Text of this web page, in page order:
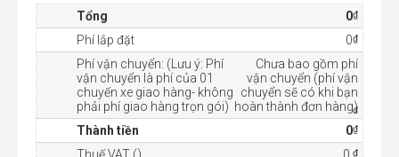
Tổng 0₫
Phí lắp đặt 0₫
Phí vận chuyển: (Lưu ý: Phí
vận chuyển là phí của 01
chuyến xe giao hàng- không
phải phí giao hàng trọn gói)
Chưa bao gồm phí
vận chuyển (phí vận
chuyển sẽ có khi bạn
hoàn thành đơn hàng)
₫
Thành tiền 0₫
₫